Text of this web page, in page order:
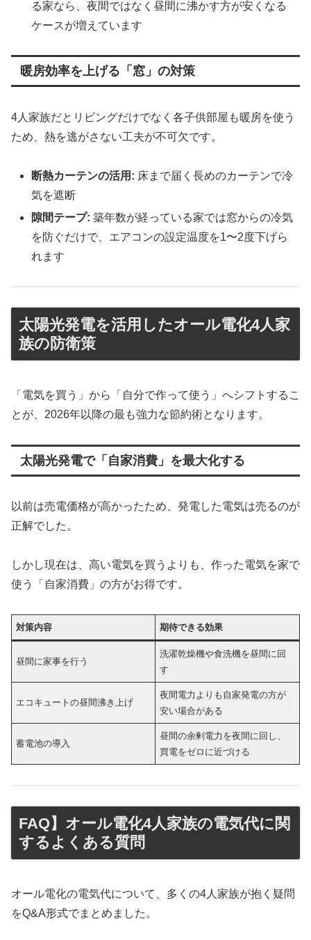
る家なら、夜間ではなく昼間に沸かす方が安くなる
ケースが増えています
暖房効率を上げる「窓」の対策
4人家族だとリビングだけでなく各子供部屋も暖房を使う
ため、熱を逃がさない工夫が不可欠です。
断熱カーテンの活用: 床まで届く長めのカーテンで冷
気を遮断
隙間テープ: 築年数が経っている家では窓からの冷気
を防ぐだけで、エアコンの設定温度を1〜2度下げら
れます
太陽光発電を活用したオール電化4人家
族の防衛策
「電気を買う」から「自分で作って使う」へシフトするこ
とが、2026年以降の最も強力な節約術となります。
太陽光発電で「自家消費」を最大化する
以前は売電価格が高かったため、発電した電気は売るのが
正解でした。
しかし現在は、高い電気を買うよりも、作った電気を家で
使う「自家消費」の方がお得です。
対策内容 期待できる効果
昼間に家事を行う
洗濯乾燥機や食洗機を昼間に回
す
エコキュートの昼間沸き上げ
夜間電力よりも自家発電の方が
安い場合がある
蓄電池の導入
昼間の余剰電力を夜間に回し、
買電をゼロに近づける
FAQ】オール電化4人家族の電気代に関
するよくある質問
オール電化の電気代について、多くの4人家族が抱く疑問
をQ&A形式でまとめました。